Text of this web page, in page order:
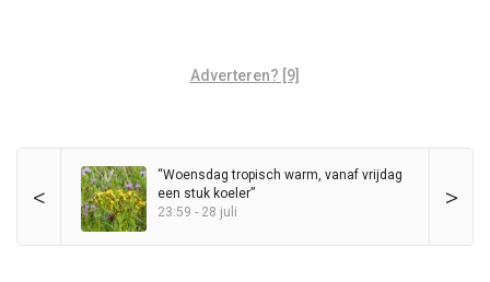
Adverteren? [9]
< >
“Woensdag tropisch warm, vanaf vrijdag
een stuk koeler”
23:59 - 28 juli